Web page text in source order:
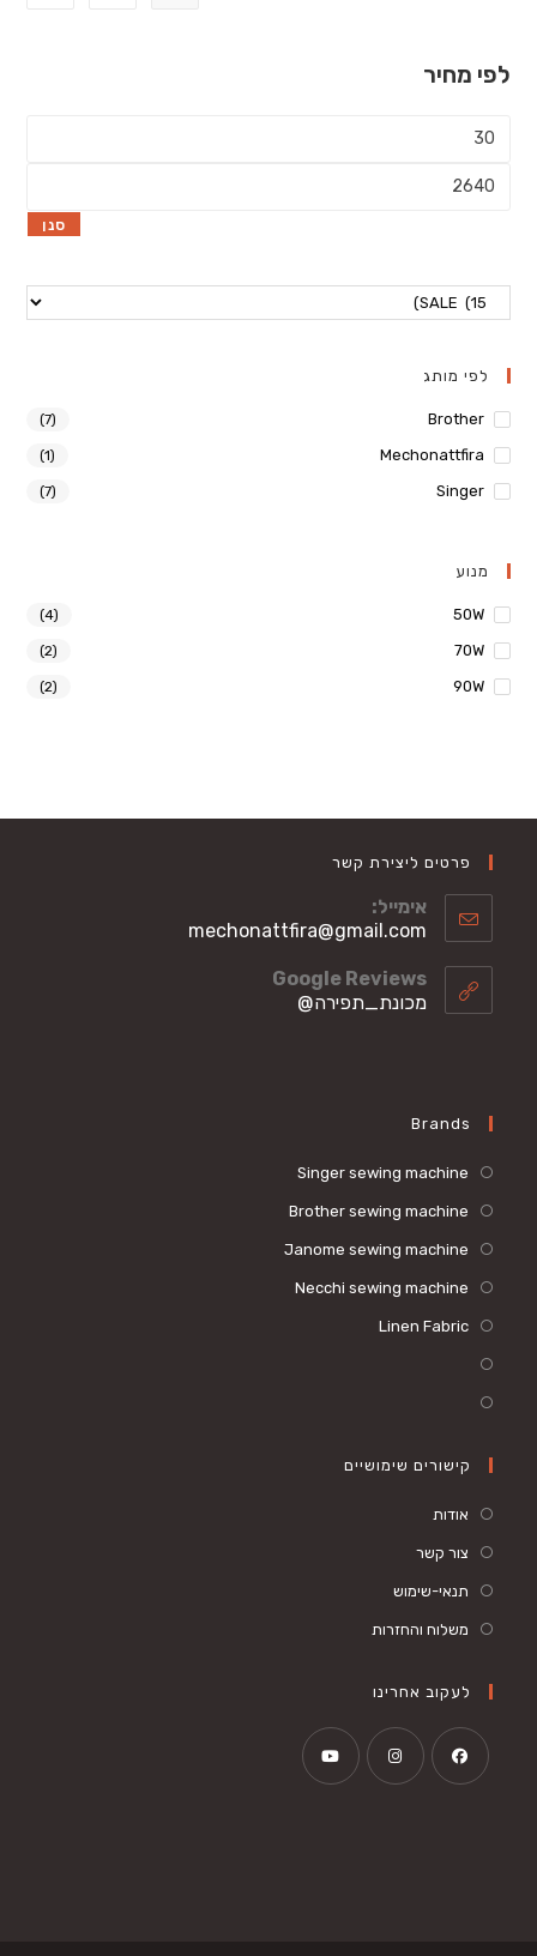
לפי מחיר
מחיר
מחיר
סנן
לפי מותג
Brother
(7)
Mechonattfira
(1)
Singer
(7)
מנוע
50W
(4)
70W
(2)
90W
(2)
פרטים ליצירת קשר
אימייל:
mechonattfira@gmail.com
Google Reviews
מכונת_תפירה@
Brands
Singer sewing machine
Brother sewing machine
Janome sewing machine
Necchi sewing machine
Linen Fabric
קישורים שימושיים
אודות
צור קשר
תנאי-שימוש
משלוח והחזרות
לעקוב אחרינו